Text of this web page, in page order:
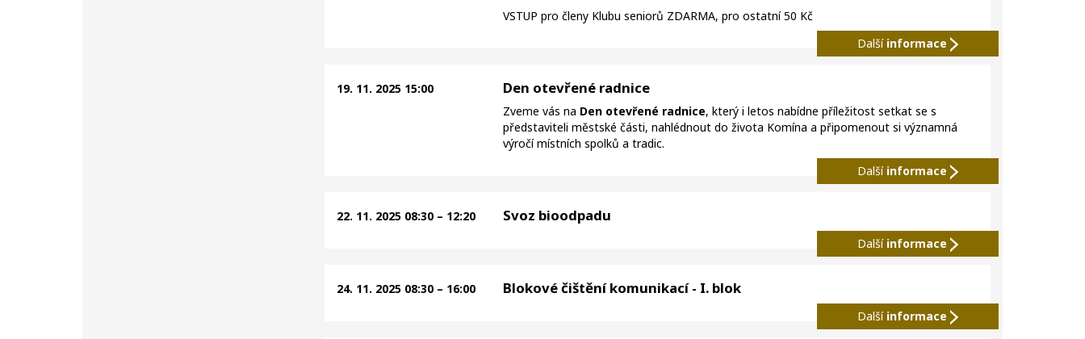
VSTUP pro členy Klubu seniorů ZDARMA, pro ostatní 50 Kč
Další informace
19. 11. 2025 15:00 Den otevřené radnice
Zveme vás na Den otevřené radnice, který i letos nabídne příležitost setkat se s
představiteli městské části, nahlédnout do života Komína a připomenout si významná
výročí místních spolků a tradic.
Další informace
22. 11. 2025 08:30 – 12:20 Svoz bioodpadu
Další informace
24. 11. 2025 08:30 – 16:00 Blokové čištění komunikací - I. blok
Další informace